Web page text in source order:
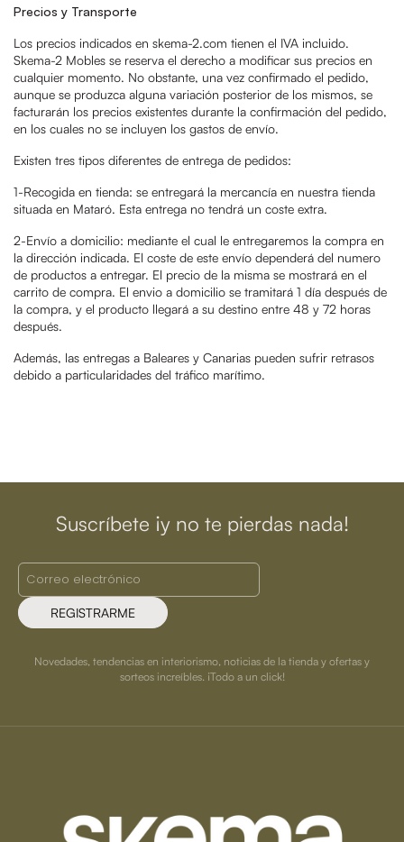
Precios y Transporte
Los precios indicados en skema-2.com tienen el IVA incluido.
Skema-2 Mobles se reserva el derecho a modificar sus precios en
cualquier momento. No obstante, una vez confirmado el pedido,
aunque se produzca alguna variación posterior de los mismos, se
facturarán los precios existentes durante la confirmación del pedido,
en los cuales no se incluyen los gastos de envío.
Existen tres tipos diferentes de entrega de pedidos:
1-Recogida en tienda: se entregará la mercancía en nuestra tienda
situada en Mataró. Esta entrega no tendrá un coste extra.
2-Envío a domicilio: mediante el cual le entregaremos la compra en
la dirección indicada. El coste de este envío dependerá del numero
de productos a entregar. El precio de la misma se mostrará en el
carrito de compra. El envio a domicilio se tramitará 1 día después de
la compra, y el producto llegará a su destino entre 48 y 72 horas
después.
Además, las entregas a Baleares y Canarias pueden sufrir retrasos
debido a particularidades del tráfico marítimo.
Suscríbete ¡y no te pierdas nada!
REGISTRARME
Novedades, tendencias en interiorismo, noticias de la tienda y ofertas y
sorteos increíbles. ¡Todo a un click!